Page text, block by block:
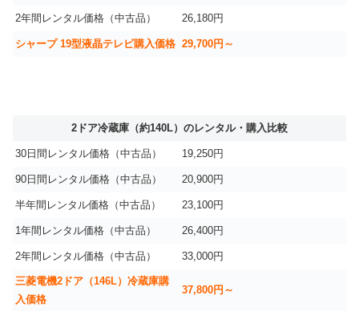
2年間レンタル価格（中古品） 26,180円
シャープ 19型液晶テレビ購入価格 29,700円～
2ドア冷蔵庫（約140L）のレンタル・購入比較
30日間レンタル価格（中古品） 19,250円
90日間レンタル価格（中古品） 20,900円
半年間レンタル価格（中古品） 23,100円
1年間レンタル価格（中古品） 26,400円
2年間レンタル価格（中古品） 33,000円
三菱電機2ドア（146L）冷蔵庫購
入価格
37,800円～